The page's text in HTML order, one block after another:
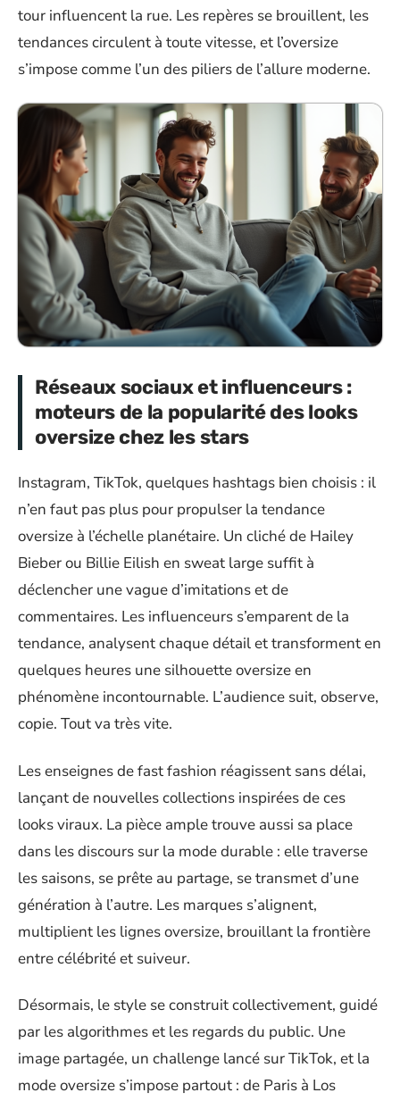
tour influencent la rue. Les repères se brouillent, les
tendances circulent à toute vitesse, et l’oversize
s’impose comme l’un des piliers de l’allure moderne.
Réseaux sociaux et influenceurs :
moteurs de la popularité des looks
oversize chez les stars
Instagram, TikTok, quelques hashtags bien choisis : il
n’en faut pas plus pour propulser la tendance
oversize à l’échelle planétaire. Un cliché de Hailey
Bieber ou Billie Eilish en sweat large suffit à
déclencher une vague d’imitations et de
commentaires. Les influenceurs s’emparent de la
tendance, analysent chaque détail et transforment en
quelques heures une silhouette oversize en
phénomène incontournable. L’audience suit, observe,
copie. Tout va très vite.
Les enseignes de fast fashion réagissent sans délai,
lançant de nouvelles collections inspirées de ces
looks viraux. La pièce ample trouve aussi sa place
dans les discours sur la mode durable : elle traverse
les saisons, se prête au partage, se transmet d’une
génération à l’autre. Les marques s’alignent,
multiplient les lignes oversize, brouillant la frontière
entre célébrité et suiveur.
Désormais, le style se construit collectivement, guidé
par les algorithmes et les regards du public. Une
image partagée, un challenge lancé sur TikTok, et la
mode oversize s’impose partout : de Paris à Los